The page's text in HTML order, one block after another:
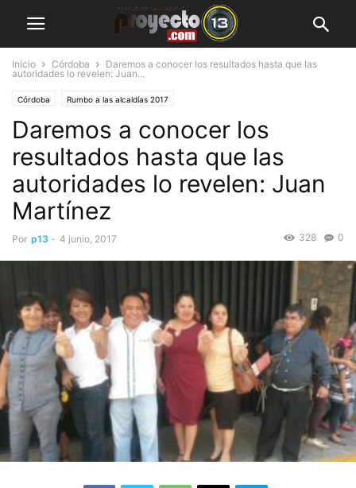
Inicio Córdoba
Daremos a conocer los resultados hasta que las
autoridades lo revelen: Juan...
Córdoba Rumbo a las alcaldías 2017
Daremos a conocer los
resultados hasta que las
autoridades lo revelen: Juan
Martínez
Por p13 - 4 junio, 2017 0
328